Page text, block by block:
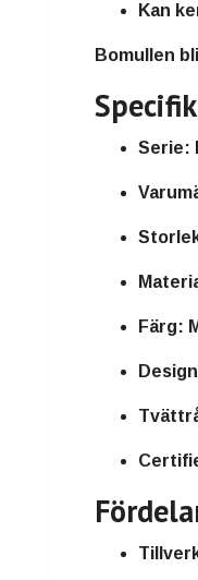
Kan
Bomullen
Serie:
Färg: